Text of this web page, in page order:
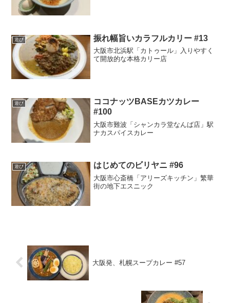
遊び 振れ幅旨いカラフルカリー #13
大阪市北浜駅「カトゥール」入りやすく
て開放的な本格カリー店
遊び
ココナッツBASEカツカレー
#100
大阪市難波「シャンカラ堂なんば店」駅
ナカスパイスカレー
遊び はじめてのビリヤニ #96
大阪市心斎橋「アリーズキッチン」繁華
街の地下エスニック
大阪発、札幌スープカレー #57